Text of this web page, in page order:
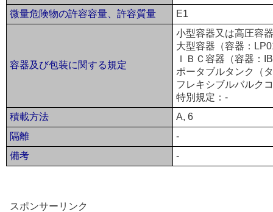
微量危険物の許容容量、許容質量
E1
容器及び包装に関する規定
小型容器又は高圧容
大型容器（容器：
ＩＢＣ容器（容器：
ポータブルタンク（
フレキシブルバルク
特別規定：-
積載方法
A, 6
隔離
-
備考
-
スポンサーリンク